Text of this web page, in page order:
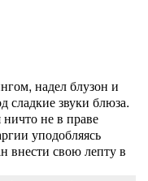
надел блузон и
сладкие звуки блюза.
не в праве
уподобляясь
внести свою лепту в